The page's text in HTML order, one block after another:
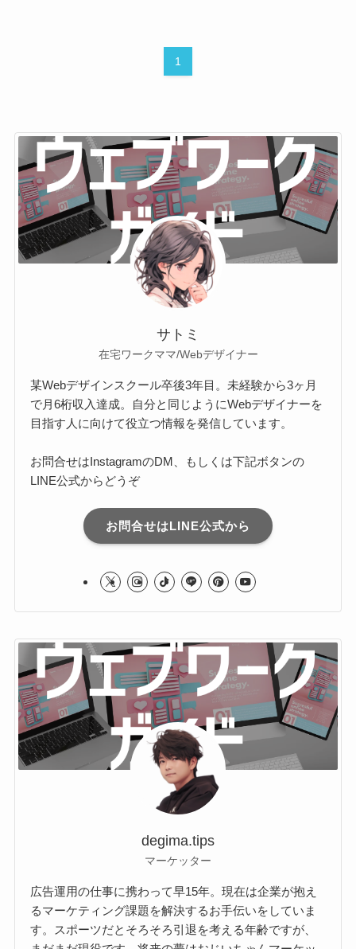
1
サトミ
在宅ワークママ/Webデザイナー
某Webデザインスクール卒後3年目。未経験から3ヶ月
で月6桁収入達成。自分と同じようにWebデザイナーを
目指す人に向けて役立つ情報を発信しています。
お問合せはInstagramのDM、もしくは下記ボタンの
LINE公式からどうぞ
お問合せはLINE公式から
degima.tips
マーケッター
広告運用の仕事に携わって早15年。現在は企業が抱え
るマーケティング課題を解決するお手伝いをしていま
す。スポーツだとそろそろ引退を考える年齢ですが、